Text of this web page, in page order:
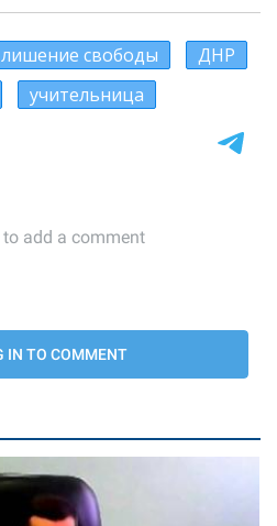
лишение свободы
ДНР
учительница